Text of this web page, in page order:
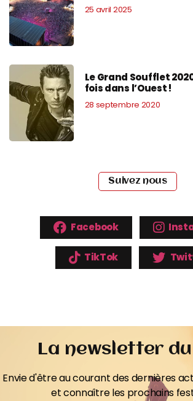
25 avril 2025
Le Grand Soufflet
fois dans l’Ouest !
28 septembre 2020
Suivez nous
Facebook
TikTok
La newsletter
Envie d'être au courant des dernières
et connaître les prochains